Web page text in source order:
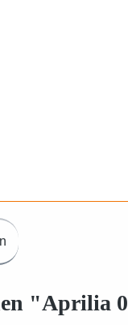
"Aprilia